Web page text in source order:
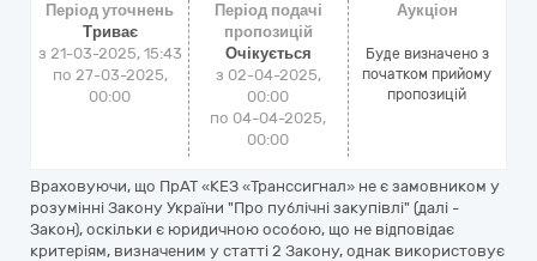
Період уточнень
Триває
з 21-03-2025, 15:43
по 27-03-2025,
00:00
Період подачі
пропозицій
Очікується
з 02-04-2025,
00:00
по 04-04-2025,
00:00
Аукціон
Буде визначено з
початком прийому
пропозицій
Враховуючи, що ПрАТ «КЕЗ «Транссигнал» не є замовником у
розумінні Закону України "Про публічні закупівлі" (далі -
Закон), оскільки є юридичною особою, що не відповідає
критеріям, визначеним у статті 2 Закону, однак використовує